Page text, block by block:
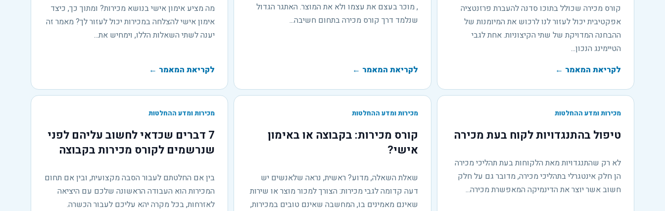
קורס מכירה שכולל בתוכו סדנה להעברת פרזנטציה
אפקטיבית יכול לעזור לנו לרכוש את המיומנות של
ההבחנה המדויקת של שתי הקיצוניות. אחת לגבי
הטיימינג הנכון...
לקריאת המאמר ←
, מוכר בעצם את עצמו ולא את המוצר. האתגר הגדול
שנלמד דרך קורס מכירה בתחום חשיבה...
לקריאת המאמר ←
מה מציע אימון אישי בנושא מכירות? ומתוך כך, כיצד
אימון אישי להצלחה במכירות יכול לעזור לך? מאמר זה
יענה לשתי השאלות הללו, וימחיש את...
לקריאת המאמר ←
מכירות ומדע ההחלטות
טיפול בהתנגדויות לקוח בעת מכירה
לא רק שהתנגדויות מאת הלקוחות בעת תהליכי מכירה
הן חלק אינטגרלי בתהליכי מכירה, מדובר גם על חלק
חשוב אשר יוצר את הדינמיקה המאפשרת מכירה...
מכירות ומדע ההחלטות
קורס מכירות: בקבוצה או באימון
אישי?
שאלת השאלה, מדוע? ראשית, נראה שלאנשים יש
דעה קדומה לגבי מכירות: הצורך למכור מוצר או שירות
שאינם מאמינים בו, המחשבה שאינם טובים במכירות,
מכירות ומדע ההחלטות
7 דברים שכדאי לחשוב עליהם לפני
שנרשמים לקורס מכירות בקבוצה
בין אם החלטתם לעבור הסבה מקצועית, ובין אם תחום
המכירות הוא העבודה הראשונה שלכם עם היציאה
לאזרחות, בכל מקרה יהא עליכם לעבור הכשרה.